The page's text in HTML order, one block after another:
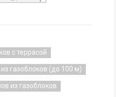
с террасой
газоблоков (до 100 м)
из газоблоков